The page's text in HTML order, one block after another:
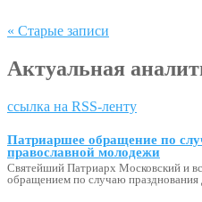
« Старые записи
Актуальная
ссылка на RSS-ленту
Патриаршее обращение по
православной молодежи
Святейший Патриарх Московский и
обращением по случаю